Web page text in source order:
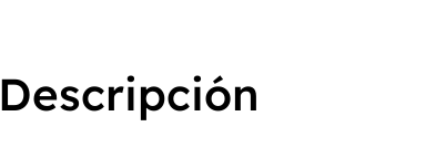
Descripción